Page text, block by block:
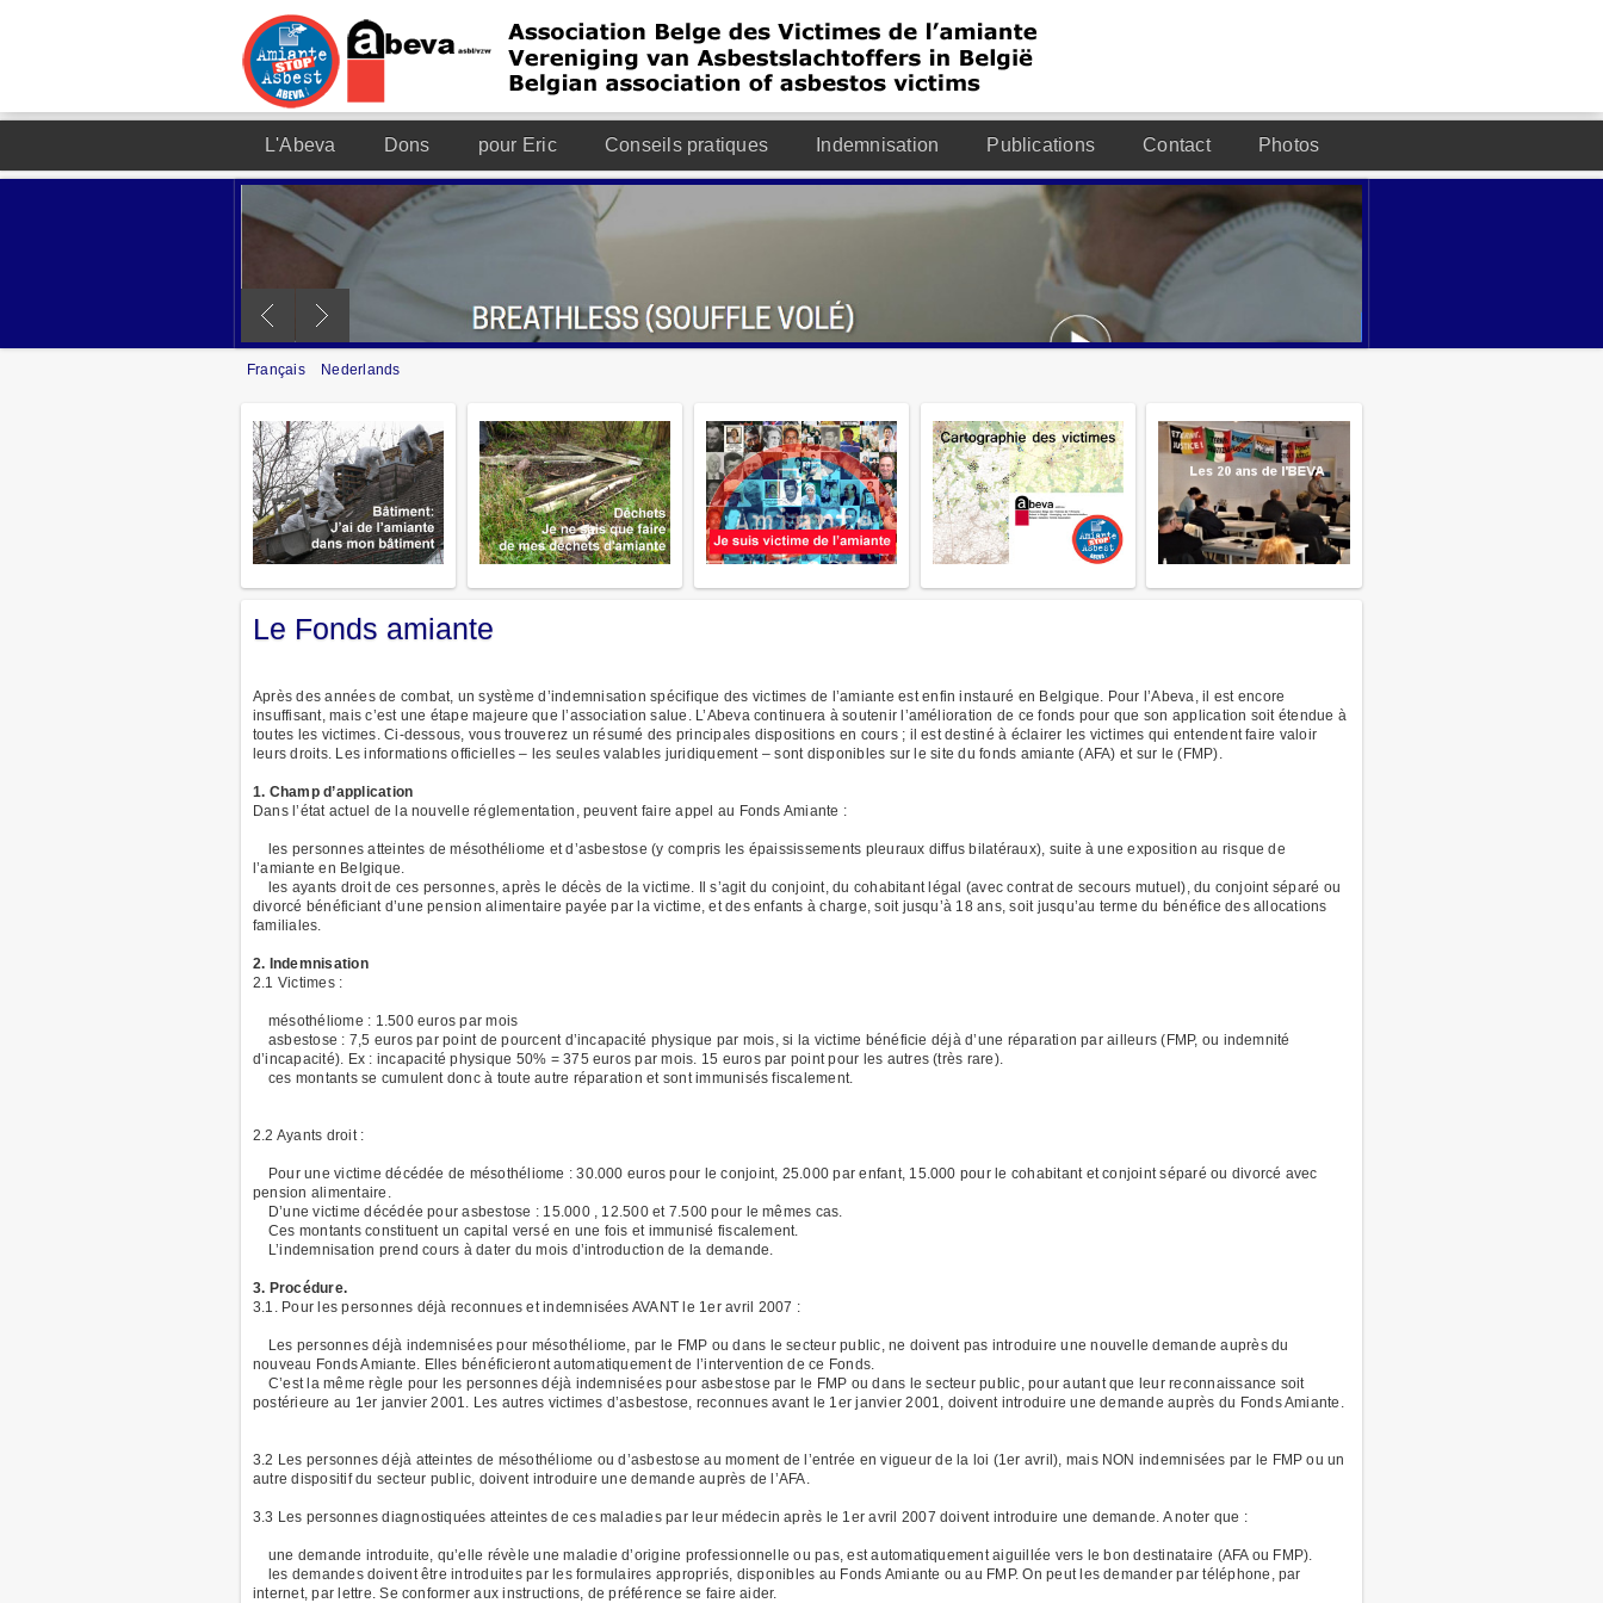
L'Abeva Dons pour Eric Conseils pratiques Indemnisation Publications Contact Photos
Français Nederlands
Le Fonds amiante
Après des années de combat, un système d’indemnisation spécifique des victimes de l’amiante est enfin instauré en Belgique. Pour l’Abeva, il est encore
insuffisant, mais c’est une étape majeure que l’association salue. L’Abeva continuera à soutenir l’amélioration de ce fonds pour que son application soit étendue à
toutes les victimes. Ci-dessous, vous trouverez un résumé des principales dispositions en cours ; il est destiné à éclairer les victimes qui entendent faire valoir
leurs droits. Les informations officielles – les seules valables juridiquement – sont disponibles sur le site du fonds amiante (AFA) et sur le (FMP).
1. Champ d’application
Dans l’état actuel de la nouvelle réglementation, peuvent faire appel au Fonds Amiante :
les personnes atteintes de mésothéliome et d’asbestose (y compris les épaississements pleuraux diffus bilatéraux), suite à une exposition au risque de
l’amiante en Belgique.
les ayants droit de ces personnes, après le décès de la victime. Il s’agit du conjoint, du cohabitant légal (avec contrat de secours mutuel), du conjoint séparé ou
divorcé bénéficiant d’une pension alimentaire payée par la victime, et des enfants à charge, soit jusqu’à 18 ans, soit jusqu’au terme du bénéfice des allocations
familiales.
2. Indemnisation
2.1 Victimes :
mésothéliome : 1.500 euros par mois
asbestose : 7,5 euros par point de pourcent d’incapacité physique par mois, si la victime bénéficie déjà d’une réparation par ailleurs (FMP, ou indemnité
d’incapacité). Ex : incapacité physique 50% = 375 euros par mois. 15 euros par point pour les autres (très rare).
ces montants se cumulent donc à toute autre réparation et sont immunisés fiscalement.
2.2 Ayants droit :
Pour une victime décédée de mésothéliome : 30.000 euros pour le conjoint, 25.000 par enfant, 15.000 pour le cohabitant et conjoint séparé ou divorcé avec
pension alimentaire.
D’une victime décédée pour asbestose : 15.000 , 12.500 et 7.500 pour le mêmes cas.
Ces montants constituent un capital versé en une fois et immunisé fiscalement.
L’indemnisation prend cours à dater du mois d’introduction de la demande.
3. Procédure.
3.1. Pour les personnes déjà reconnues et indemnisées AVANT le 1er avril 2007 :
Les personnes déjà indemnisées pour mésothéliome, par le FMP ou dans le secteur public, ne doivent pas introduire une nouvelle demande auprès du
nouveau Fonds Amiante. Elles bénéficieront automatiquement de l’intervention de ce Fonds.
C’est la même règle pour les personnes déjà indemnisées pour asbestose par le FMP ou dans le secteur public, pour autant que leur reconnaissance soit
postérieure au 1er janvier 2001. Les autres victimes d’asbestose, reconnues avant le 1er janvier 2001, doivent introduire une demande auprès du Fonds Amiante.
3.2 Les personnes déjà atteintes de mésothéliome ou d’asbestose au moment de l’entrée en vigueur de la loi (1er avril), mais NON indemnisées par le FMP ou un
autre dispositif du secteur public, doivent introduire une demande auprès de l’AFA.
3.3 Les personnes diagnostiquées atteintes de ces maladies par leur médecin après le 1er avril 2007 doivent introduire une demande. A noter que :
une demande introduite, qu’elle révèle une maladie d’origine professionnelle ou pas, est automatiquement aiguillée vers le bon destinataire (AFA ou FMP).
les demandes doivent être introduites par les formulaires appropriés, disponibles au Fonds Amiante ou au FMP. On peut les demander par téléphone, par
internet, par lettre. Se conformer aux instructions, de préférence se faire aider.